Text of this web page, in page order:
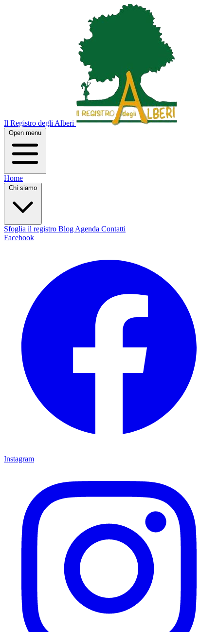
Il Registro degli Alberi
Open menu
Home
Chi siamo
Sfoglia il registro Blog Agenda Contatti
Facebook
Instagram